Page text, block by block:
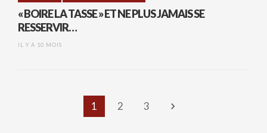
« BOIRE LA TASSE » ET NE PLUS JAMAIS SE
RESSERVIR…
IL Y A 10 MOIS
1 2 3